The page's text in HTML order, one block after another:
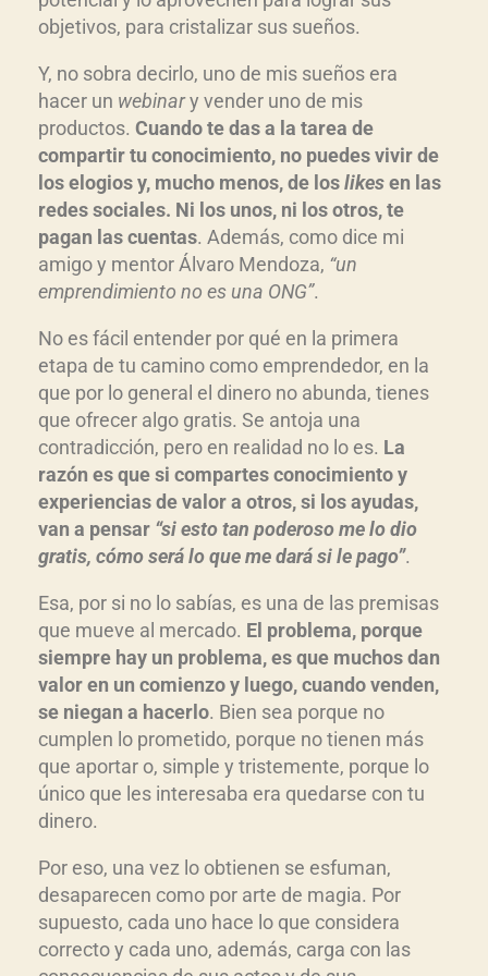
objetivos, para cristalizar sus sueños.
Y, no sobra decirlo, uno de mis sueños era
hacer un webinary vender uno de mis
productos. Cuando te das a la tarea de
compartir tu conocimiento, no puedes vivir de
los elogios y, mucho menos, de loslikesen las
redes sociales. Ni los unos, ni los otros, te
pagan las cuentas. Además, como dice mi
amigo y mentor Álvaro Mendoza, “un
emprendimiento no es una ONG”.
No es fácil entender por qué en la primera
etapa de tu camino como emprendedor, en la
que por lo general el dinero no abunda, tienes
que ofrecer algo gratis. Se antoja una
contradicción, pero en realidad no lo es. La
razón es que si compartes conocimiento y
experiencias de valor a otros, si los ayudas,
van a pensar “si esto tan poderoso me lo dio
gratis, cómo será lo que me dará si le pago”.
Esa, por si no lo sabías, es una de las premisas
que mueve al mercado. El problema, porque
siempre hay un problema, es que muchos dan
valor en un comienzo y luego, cuando venden,
se niegan a hacerlo. Bien sea porque no
cumplen lo prometido, porque no tienen más
que aportar o, simple y tristemente, porque lo
único que les interesaba era quedarse con tu
dinero.
Por eso, una vez lo obtienen se esfuman,
desaparecen como por arte de magia. Por
supuesto, cada uno hace lo que considera
correcto y cada uno, además, carga con las